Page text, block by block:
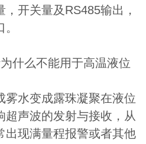
开关量及RS485输出，
么不能用于高温液位
雾水变成露珠凝聚在液位
超声波的发射与接收，从
出现满量程报警或者其他